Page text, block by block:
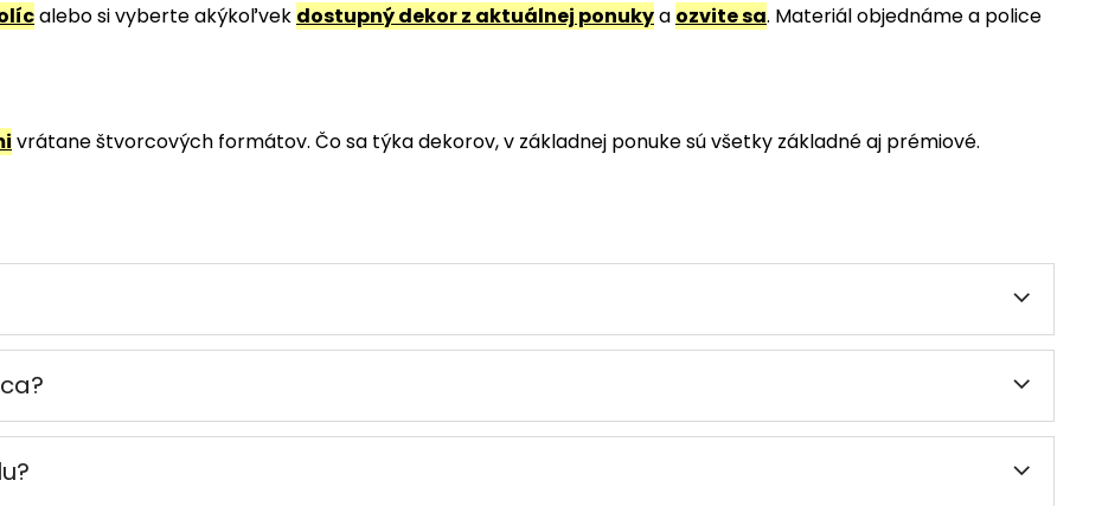
alebo si vyberte akýkoľvek dostupný dekor z aktuálnej ponukya ozvite sa. Materiál objednáme a police
vrátane štvorcových formátov. Čo sa týka dekorov, v základnej ponuke sú všetky základné aj prémiové.